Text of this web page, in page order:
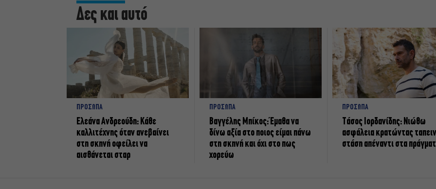
Δες και αυτό
ΠΡΟΣΩΠΑ
Ελεάνα Ανδρεούδη: Κάθε
καλλιτέχνης όταν ανεβαίνει
στη σκηνή οφείλει να
αισθάνεται σταρ
ΠΡΟΣΩΠΑ
Βαγγέλης Μπίκος: Έμαθα να
δίνω αξία στο ποιος είμαι πάνω
στη σκηνή και όχι στο πως
χορεύω
ΠΡΟΣΩΠΑ
Tάσος Ιορδανίδης: Νιώθω
ασφάλεια κρατώντας
στάση απέναντι στα